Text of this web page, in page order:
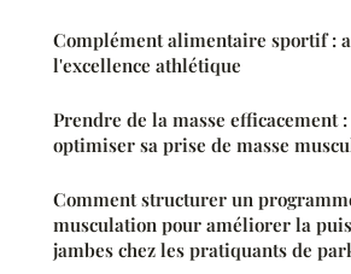
Complément alimentaire sportif :
l'excellence athlétique
Prendre de la masse efficacement
optimiser sa prise de masse
Comment structurer un
musculation pour améliorer la
jambes chez les pratiquants de